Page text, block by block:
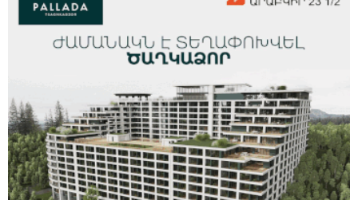
20:34:54 31-07-2026
Moody's affirms Converse Bank's ratings and
changes outlook to positive from stable
18:11:09 31-07-2026
New Achievements in Europe: "Armenian
Virtuosos" Scholarship Recipients Embark on
Educational Trips to Prestigious Music Academies
16:54:53 30-07-2026